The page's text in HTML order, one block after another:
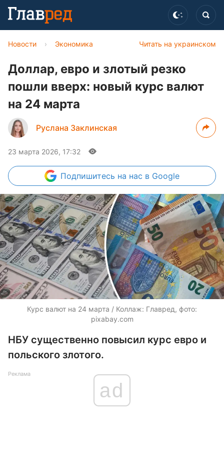
Читать на украинском
Новости › Экономика
Доллар, евро и злотый резко
пошли вверх: новый курс валют
на 24 марта
Руслана Заклинская
23 марта 2026, 17:32
Подпишитесь на нас в Google
Курс валют на 24 марта / Коллаж: Главред, фото:
pixabay.com
НБУ существенно повысил курс евро и
польского злотого.
Реклама
ad